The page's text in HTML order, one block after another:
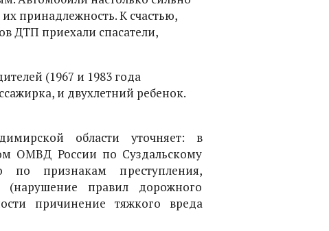
принадлежность. К счастью,
ДТП приехали спасатели,
(1967 и 1983 года
и двухлетний ребенок.
области уточняет: в
ОМВД России по Суздальскому
по признакам преступления,
правил дорожного
причинение тяжкого вреда